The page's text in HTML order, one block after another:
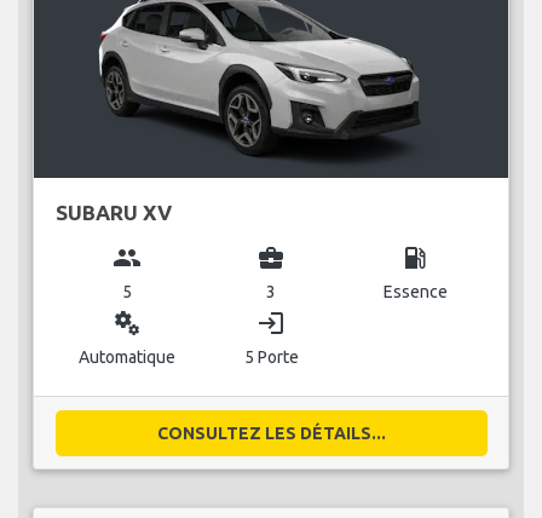
SUBARU XV
group
5
business_center
3
local_gas_station
Essence
miscellaneous_services
Automatique
login
5 Porte
CONSULTEZ LES DÉTAILS...